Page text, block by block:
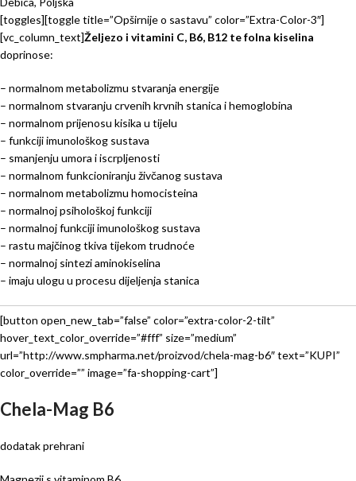
[toggles][toggle title=”Opširnije o sastavu” color=”Extra-Color-3″]
[vc_column_text]Željezo i vitamini C, B6, B12 te folna kiselina
doprinose:
– normalnom metabolizmu stvaranja energije
– normalnom stvaranju crvenih krvnih stanica i hemoglobina
– normalnom prijenosu kisika u tijelu
– funkciji imunološkog sustava
– smanjenju umora i iscrpljenosti
– normalnom funkcioniranju živčanog sustava
– normalnom metabolizmu homocisteina
– normalnoj psihološkoj funkciji
– normalnoj funkciji imunološkog sustava
– rastu majčinog tkiva tijekom trudnoće
– normalnoj sintezi aminokiselina
– imaju ulogu u procesu dijeljenja stanica
[button open_new_tab=”false” color=”extra-color-2-tilt”
hover_text_color_override=”#fff” size=”medium”
url=”http://www.smpharma.net/proizvod/chela-mag-b6″ text=”KUPI”
color_override=”” image=”fa-shopping-cart”]
Chela-Mag B6
dodatak prehrani